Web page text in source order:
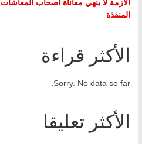
المنفذة
الأكثر قراءة
Sorry. No data so far.
الأكثر تعليقا